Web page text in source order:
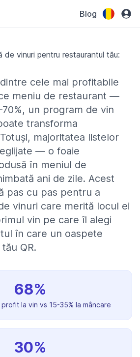
Blog
de vinuri pentru restaurantul tău:
cele mai profitabile
meniu de restaurant —
un program de vin
transforma
majoritatea listelor
— o foaie
în meniul de
ani de zile. Acest
pas cu pas pentru a
vinuri care merită locul ei
vin pe care îl alegi
în care un oaspete
QR.
68%
la vin vs 15-35% la mâncare
30%